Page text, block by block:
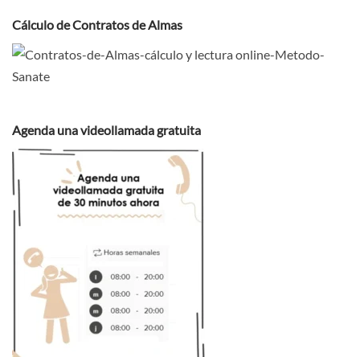
Cálculo de Contratos de Almas
Agenda una videollamada gratuita